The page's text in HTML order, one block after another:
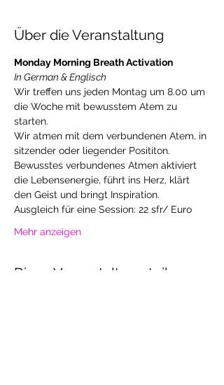
Über die Veranstaltung
Monday Morning Breath Activation
In German & Englisch
Wir treffen uns jeden Montag um 8.00 um
die Woche mit bewusstem Atem zu
starten.
Wir atmen mit dem verbundenen Atem, in
sitzender oder liegender Posititon.
Bewusstes verbundenes Atmen aktiviert
die Lebensenergie, führt ins Herz, klärt
den Geist und bringt Inspiration.
Ausgleich für eine Session: 22 sfr/ Euro
Mehr anzeigen
Diese Veranstaltung teilen